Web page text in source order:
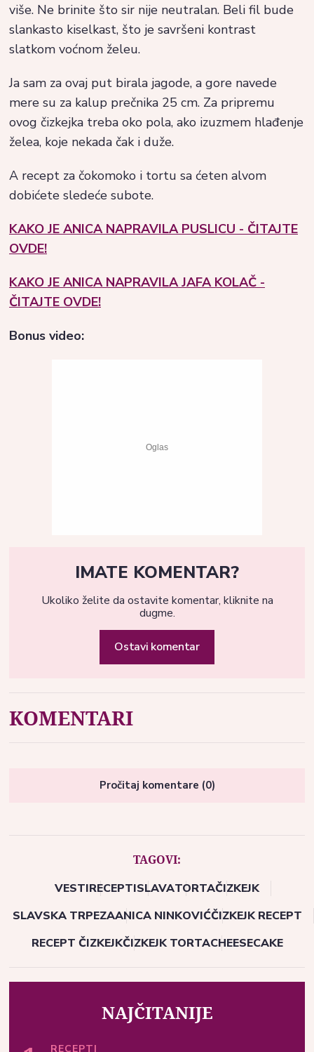
više. Ne brinite što sir nije neutralan. Beli fil bude
slankasto kiselkast, što je savršeni kontrast
slatkom voćnom želeu.
Ja sam za ovaj put birala jagode, a gore navede
mere su za kalup prečnika 25 cm. Za pripremu
ovog čizkejka treba oko pola, ako izuzmem hlađenje
želea, koje nekada čak i duže.
A recept za čokomoko i tortu sa ćeten alvom
dobićete sledeće subote.
KAKO JE ANICA NAPRAVILA PUSLICU - ČITAJTE
OVDE!
KAKO JE ANICA NAPRAVILA JAFA KOLAČ -
ČITAJTE OVDE!
Bonus video:
IMATE KOMENTAR?
Ukoliko želite da ostavite komentar, kliknite na
dugme.
Ostavi komentar
KOMENTARI
Pročitaj komentare (0)
TAGOVI:
VESTIRECEPTISLAVATORTAČIZKEJK
SLAVSKA TRPEZAANICA NINKOVIĆČIZKEJK RECEPT
RECEPT ČIZKEJKČIZKEJK TORTACHEESECAKE
NAJČITANIJE
RECEPTI